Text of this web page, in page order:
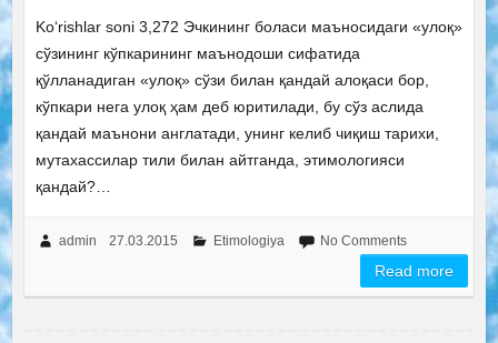
Ko‘rishlar soni 3,272 Эчкининг боласи маъносидаги «улоқ»
сўзининг кўпкарининг маънодоши сифатида
қўлланадиган «улоқ» сўзи билан қандай алоқаси бор,
кўпкари нега улоқ ҳам деб юритилади, бу сўз аслида
қандай маънони англатади, унинг келиб чиқиш тарихи,
мутахассилар тили билан айтганда, этимологияси
қандай?…
admin 27.03.2015 Etimologiya No Comments
Read more